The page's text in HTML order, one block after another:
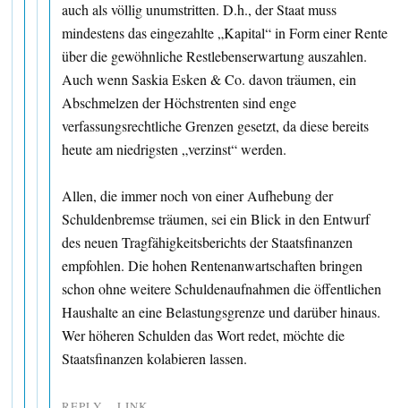
auch als völlig unumstritten. D.h., der Staat muss
mindestens das eingezahlte „Kapital“ in Form einer Rente
über die gewöhnliche Restlebenserwartung auszahlen.
Auch wenn Saskia Esken & Co. davon träumen, ein
Abschmelzen der Höchstrenten sind enge
verfassungsrechtliche Grenzen gesetzt, da diese bereits
heute am niedrigsten „verzinst“ werden.
Allen, die immer noch von einer Aufhebung der
Schuldenbremse träumen, sei ein Blick in den Entwurf
des neuen Tragfähigkeitsberichts der Staatsfinanzen
empfohlen. Die hohen Rentenanwartschaften bringen
schon ohne weitere Schuldenaufnahmen die öffentlichen
Haushalte an eine Belastungsgrenze und darüber hinaus.
Wer höheren Schulden das Wort redet, möchte die
Staatsfinanzen kolabieren lassen.